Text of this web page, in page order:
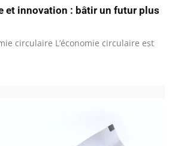
et innovation : bâtir un futur plus
circulaire L’économie circulaire est